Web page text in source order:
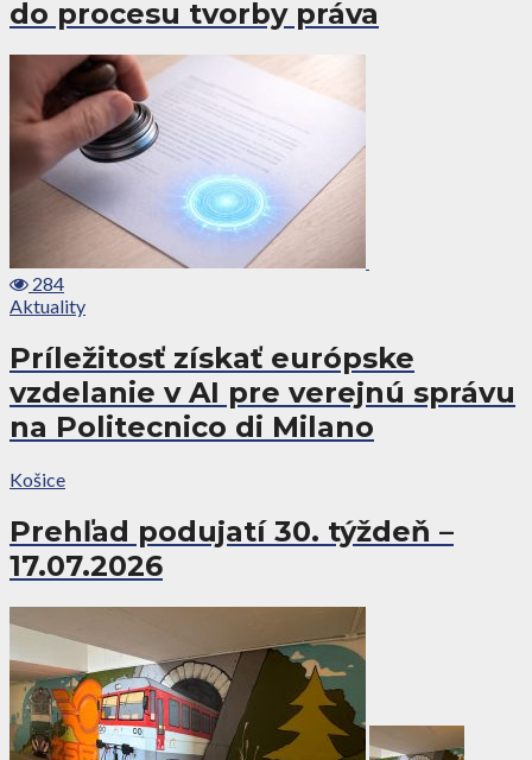
do procesu tvorby práva
284
Aktuality
Príležitosť získať európske
vzdelanie v AI pre verejnú správu
na Politecnico di Milano
Košice
Prehľad podujatí 30. týždeň –
17.07.2026